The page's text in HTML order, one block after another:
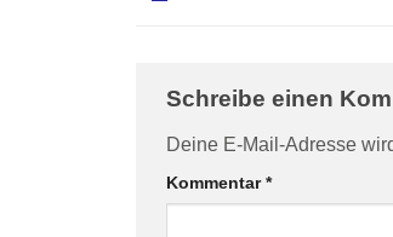
Schreibe einen
Deine E-Mail-Adresse
Kommentar*